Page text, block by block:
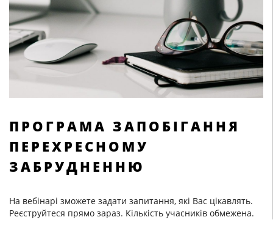
ПРОГРАМА ЗАПОБІГАННЯ
ПЕРЕХРЕСНОМУ
ЗАБРУДНЕННЮ
На вебінарі зможете задати запитання, які Вас цікавлять.
Реєструйтеся прямо зараз. Кількість учасників обмежена.